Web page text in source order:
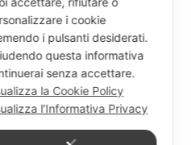
(BO) - Italy
8651711
i cookie
i pulsanti desiderati.
questa informativa
senza accettare.
la Cookie Policy
l'Informativa Privacy